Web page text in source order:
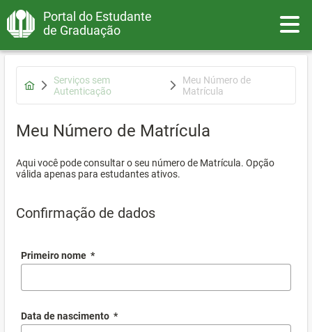
Portal do Estudante
de Graduação
Serviços sem
Autenticação
Meu Número de
Matrícula
Meu Número de Matrícula
Aqui você pode consultar o seu número de Matrícula. Opção
válida apenas para estudantes ativos.
Confirmação de dados
Primeiro nome *
Data de nascimento *